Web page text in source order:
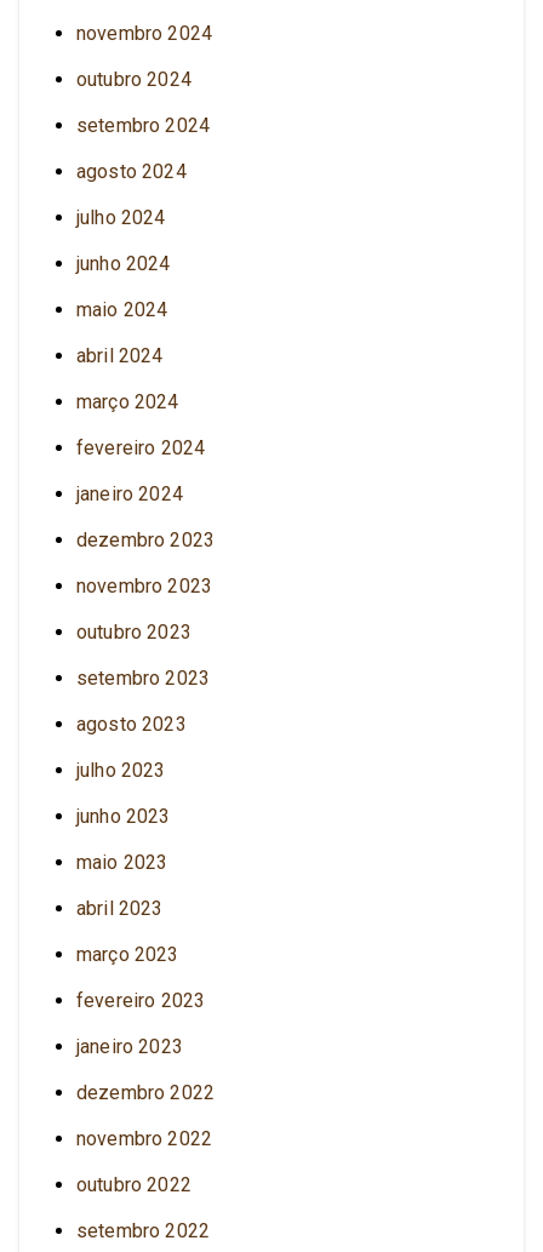
novembro 2024
outubro 2024
setembro 2024
agosto 2024
julho 2024
junho 2024
maio 2024
abril 2024
março 2024
fevereiro 2024
janeiro 2024
dezembro 2023
novembro 2023
outubro 2023
setembro 2023
agosto 2023
julho 2023
junho 2023
maio 2023
abril 2023
março 2023
fevereiro 2023
janeiro 2023
dezembro 2022
novembro 2022
outubro 2022
setembro 2022